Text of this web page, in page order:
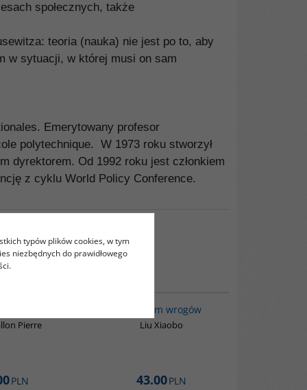
społecznych, także
teoria (nauka) nie jest po to, aby
w sytuacji, w której musi on sam
Emerytowany profesor
polytechnique. W 1973 roku stworzył
dyrektorem. Od 1992 roku jest członkiem
z cyklu World Policy Conference.
Pierre
PLN
Nie mam wrogów
Liu Xiaobo
43.00PLN
typów plików cookies, w tym
niezbędnych do prawidłowego